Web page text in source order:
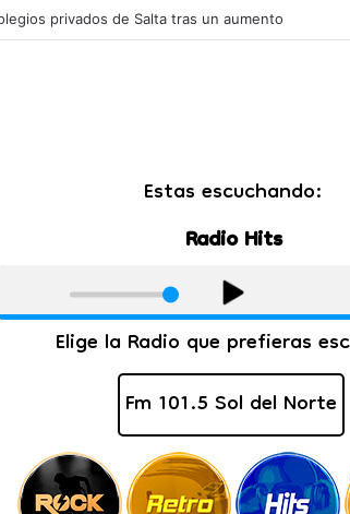
de caballo: mueve millones de dólares